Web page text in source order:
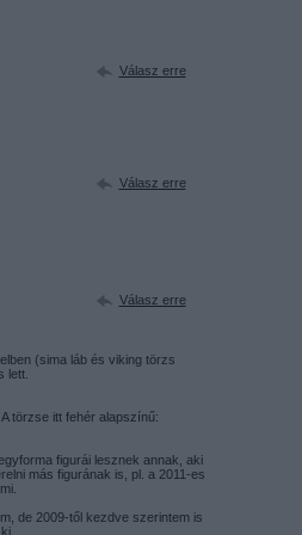
Válasz erre
Válasz erre
Válasz erre
(sima láb és viking törzs
lett.
törzse itt fehér alapszínű:
figurái lesznek annak, aki
más figurának is, pl. a 2011-es
de 2009-től kezdve szerintem is